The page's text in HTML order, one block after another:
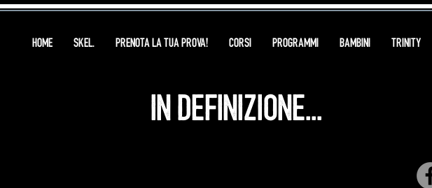
HOME SKEL. PRENOTA LA TUA PROVA! CORSI PROGRAMMI BAMBINI TRINITY
IN DEFINIZIONE...